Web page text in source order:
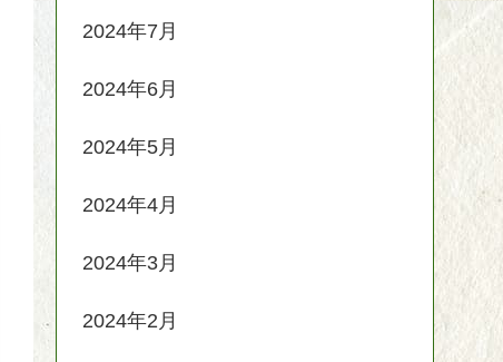
2024年7月
2024年6月
2024年5月
2024年4月
2024年3月
2024年2月